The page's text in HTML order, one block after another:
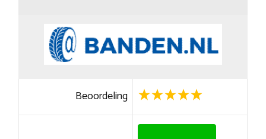
Beoordeling